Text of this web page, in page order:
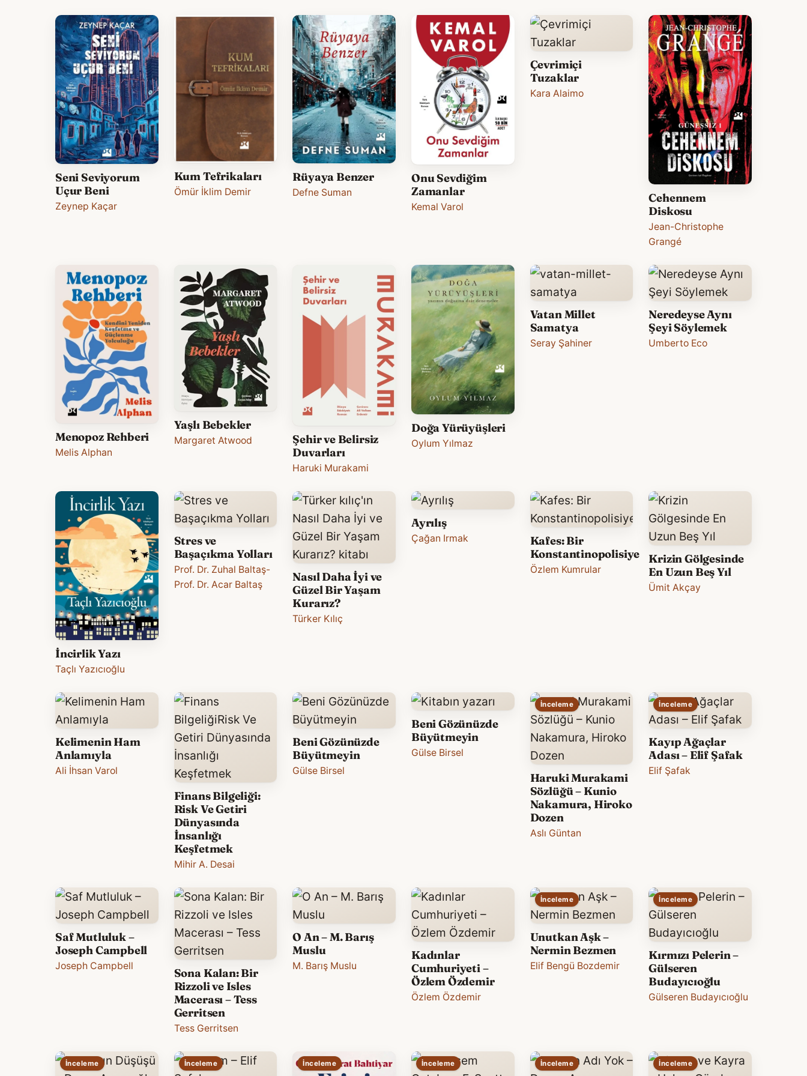
Seni Seviyorum
Uçur Beni
Zeynep Kaçar
Kum Tefrikaları
Ömür İklim Demir
Rüyaya Benzer
Defne Suman
Onu Sevdiğim
Zamanlar
Kemal Varol
Çevrimiçi
Tuzaklar
Kara Alaimo
Cehennem
Diskosu
Jean-Christophe
Grangé
Menopoz Rehberi
Melis Alphan
Yaşlı Bebekler
Margaret Atwood
Şehir ve Belirsiz
Duvarları
Haruki Murakami
Doğa Yürüyüşleri
Oylum Yılmaz
Vatan Millet
Samatya
Seray Şahiner
Neredeyse Aynı
Şeyi Söylemek
Umberto Eco
İncirlik Yazı
Taçlı Yazıcıoğlu
Stres ve
Başaçıkma Yolları
Prof. Dr. Zuhal Baltaş-
Prof. Dr. Acar Baltaş
Nasıl Daha İyi ve
Güzel Bir Yaşam
Kurarız?
Türker Kılıç
Ayrılış
Çağan Irmak
Kafes: Bir
Konstantinopolisiye
Özlem Kumrular
Krizin Gölgesinde
En Uzun Beş Yıl
Ümit Akçay
Kelimenin Ham
Anlamıyla
Ali İhsan Varol
Finans Bilgeliği:
Risk Ve Getiri
Dünyasında
İnsanlığı
Keşfetmek
Mihir A. Desai
Beni Gözünüzde
Büyütmeyin
Gülse Birsel
Beni Gözünüzde
Büyütmeyin
Gülse Birsel
İnceleme
Haruki Murakami
Sözlüğü – Kunio
Nakamura, Hiroko
Dozen
Aslı Güntan
İnceleme
Kayıp Ağaçlar
Adası – Elif Şafak
Elif Şafak
Saf Mutluluk –
Joseph Campbell
Joseph Campbell
Sona Kalan: Bir
Rizzoli ve Isles
Macerası – Tess
Gerritsen
Tess Gerritsen
O An – M. Barış
Muslu
M. Barış Muslu
Kadınlar
Cumhuriyeti –
Özlem Özdemir
Özlem Özdemir
İnceleme
Unutkan Aşk –
Nermin Bezmen
Elif Bengü Bozdemir
İnceleme
Kırmızı Pelerin –
Gülseren
Budayıcıoğlu
Gülseren Budayıcıoğlu
İnceleme İnceleme İnceleme İnceleme İnceleme İnceleme